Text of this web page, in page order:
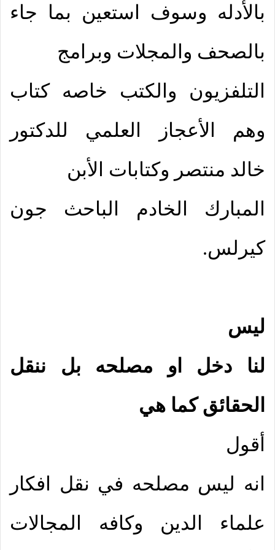
بالأدله وسوف استعين بما جاء
بالصحف والمجلات وبرامج
التلفزيون والكتب خاصه كتاب
وهم الأعجاز العلمي للدكتور
خالد منتصر وكتابات الأبن
المبارك الخادم الباحث جون
كيرلس.
ليس
لنا دخل او مصلحه بل ننقل
الحقائق كما هي
أقول
انه ليس مصلحه في نقل افكار
علماء الدين وكافه المجالات